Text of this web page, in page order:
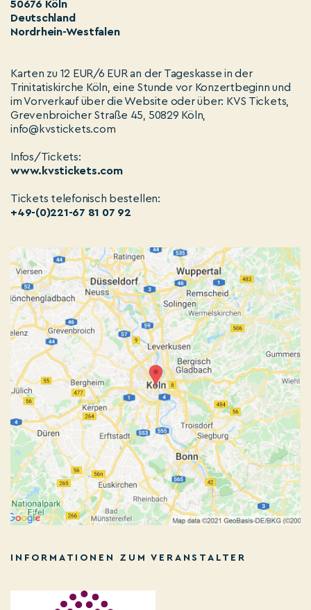
50676 Köln
Deutschland
Nordrhein-Westfalen
Karten zu 12 EUR/6 EUR an der Tageskasse in der
Trinitatiskirche Köln, eine Stunde vor Konzertbeginn und
im Vorverkauf über die Website oder über: KVS Tickets,
Grevenbroicher Straße 45, 50829 Köln,
info@kvstickets.com
Infos/Tickets:
www.kvstickets.com
Tickets telefonisch bestellen:
+49-(0)221-67 81 07 92
INFORMATIONEN ZUM VERANSTALTER